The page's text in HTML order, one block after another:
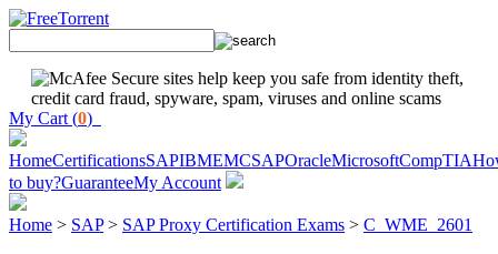
My Cart (0)
HomeCertificationsSAPIBMEMCSAPOracleMicrosoftCompTIA
to buy?GuaranteeMy Account
Home > SAP> SAP Proxy Certification Exams > C_WME_2601